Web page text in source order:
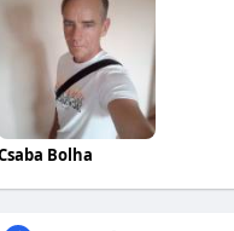
Bolha